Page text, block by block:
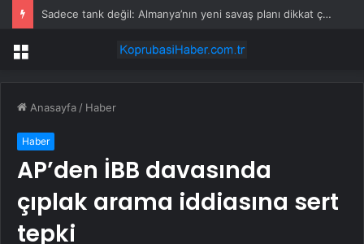
Sadece tank değil: Almanya’nın yeni savaş planı dikkat çekti
Menü
Anasayfa / Haber
Haber
AP’den İBB davasında
çıplak arama iddiasına sert
tepki